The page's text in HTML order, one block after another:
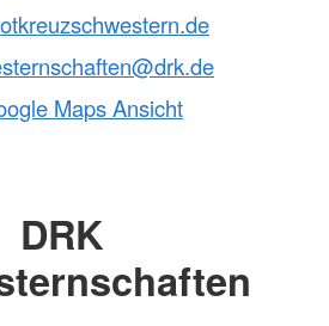
Maps Ansicht
DRK